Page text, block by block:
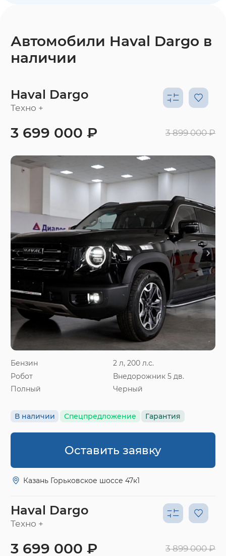
подсказывал по техническим
моментам.
Рекомендую
Автомобили Haval Dargo в
наличии
Haval Dargo
Техно +
Бензин
2 л, 200 л.с.
Робот
Внедорожник 5 дв.
Полный
Черный
В наличии Спецпредложение Гарантия
3 699 000 ₽ 3 899 000 ₽
Оставить заявку
Казань Горьковское шоссе 47к1
Haval Dargo
Техно +
3 699 000 ₽ 3 899 000 ₽